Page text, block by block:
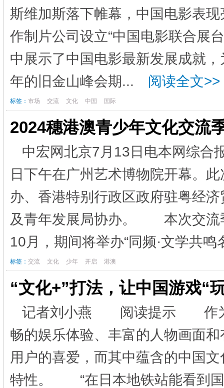
斯维加斯落下帷幕，中国电影表
作制片公司设立“中国电影联合展
中展示了中国电影最新发展成
年的旧金山峰会期...
阅读全文>>
标签： 市场 交流 文化 中国 国际
2024穗港澳青少年文化交流
中宏网北京7月13日电本网综合
日下午在广州艺术博物院开幕。
办、香港特别行政区政府驻粤经
及青年发展局协办。 本次交流
10月，期间将举办“同频·文学共
标签： 交流 文化 少年 开启 港澳
“文化+”打法，让中国游戏“
记者刘小燕 阅读提示 作为中
畅的娱乐体验、丰富的人物画面
用户的喜爱，而其中蕴含的中国
特性。 “在日本地铁站能看到国